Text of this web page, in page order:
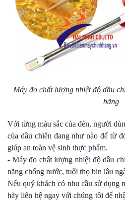
Máy đo chất lượng nhiệt độ dầu
hãng
Với từng màu sắc của đèn, người
của dầu chiên đang như nào để từ
giúp an toàn vệ sinh thực phẩm.
- Máy đo chất lượng nhiệt độ dầu
năng chống nước, tuổi thọ bin lâu
Nếu quý khách có nhu cầu sử dụng
hãy liên hệ ngay với chúng tôi để